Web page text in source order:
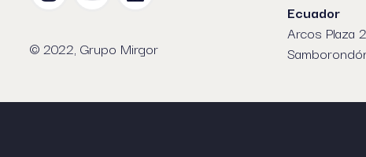
© 2022, Grupo Mirgor
Ecuador
Arcos Plaza